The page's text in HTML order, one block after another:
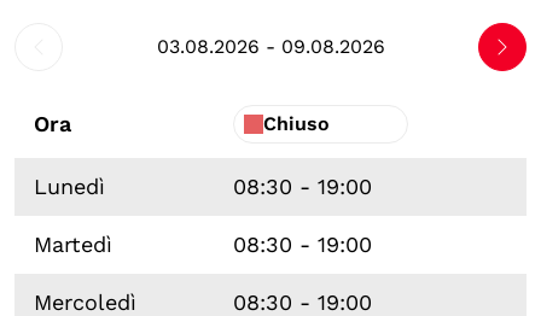
03.08.2026 - 09.08.2026
Ora Chiuso
Lunedì 08:30 - 19:00
Martedì 08:30 - 19:00
Mercoledì 08:30 - 19:00